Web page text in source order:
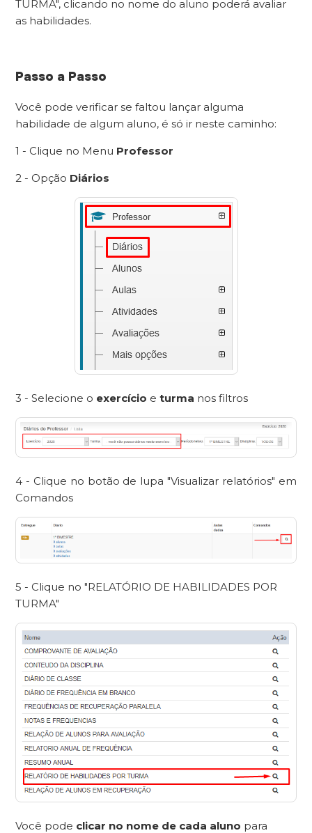
TURMA", clicando no nome do aluno poderá avaliar
as habilidades.
Passo a Passo
Você pode verificar se faltou lançar alguma
habilidade de algum aluno, é só ir neste caminho:
1 - Clique no Menu Professor
2 - Opção Diários
3 - Selecione o exercício eturma nos filtros
4 - Clique no botão de lupa "Visualizar relatórios" em
Comandos
5 - Clique no "RELATÓRIO DE HABILIDADES POR
TURMA"
Você pode clicar no nome de cada aluno para